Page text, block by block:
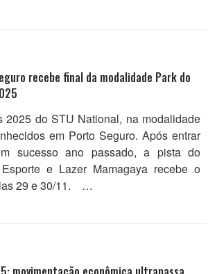
recebe final da modalidade Park do
2025 do STU National, na modalidade
em Porto Seguro. Após entrar
sucesso ano passado, a pista do
e Lazer Mamagaya recebe o
29 e 30/11. …